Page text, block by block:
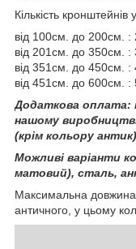
Кількість
від 100см. до 200см. :
від 201см. до 350см. :
від 351см. до 450см. :
від 451см. до 600см. :
Додаткова оплата:
нашому
(крім кольору антик)
Можливі варіанти
матовий), сталь,
Максимальна
античного, у цьому